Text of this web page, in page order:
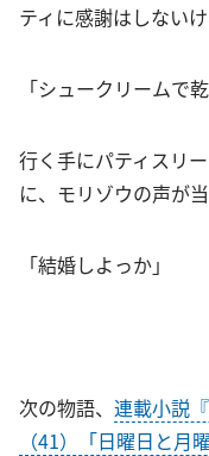
ティに感謝はしない
「シュークリームで
行く手にパティスリ
に、モリゾウの声が当
「結婚しよっか」
次の物語、 連載小説
（41）「日曜日と月